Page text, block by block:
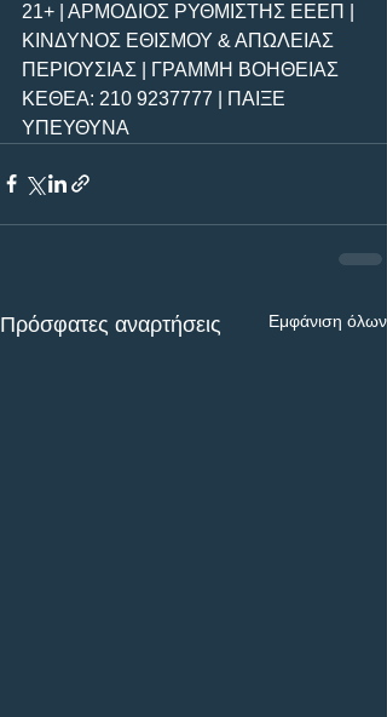
21+ | ΑΡΜΟΔΙΟΣ ΡΥΘΜΙΣΤΗΣ ΕΕΕΠ |
ΚΙΝΔΥΝΟΣ ΕΘΙΣΜΟΥ & ΑΠΩΛΕΙΑΣ
ΠΕΡΙΟΥΣΙΑΣ | ΓΡΑΜΜΗ ΒΟΗΘΕΙΑΣ
ΚΕΘΕΑ: 210 9237777 | ΠΑΙΞΕ
ΥΠΕΥΘΥΝΑ
Πρόσφατες αναρτήσεις Εμφάνιση όλων